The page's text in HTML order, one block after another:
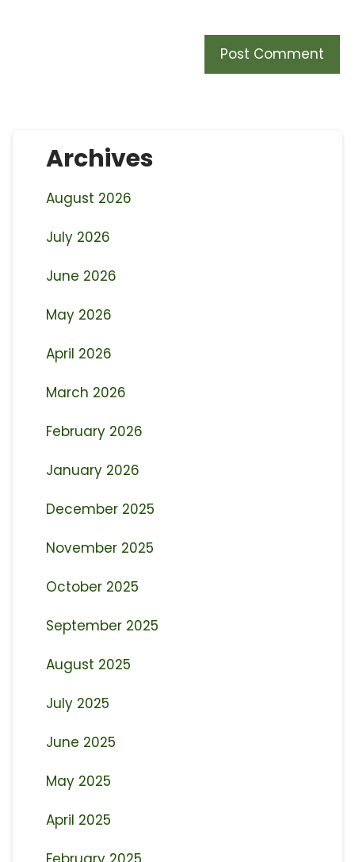
Archives
August 2026
July 2026
June 2026
May 2026
April 2026
March 2026
February 2026
January 2026
December 2025
November 2025
October 2025
September 2025
August 2025
July 2025
June 2025
May 2025
April 2025